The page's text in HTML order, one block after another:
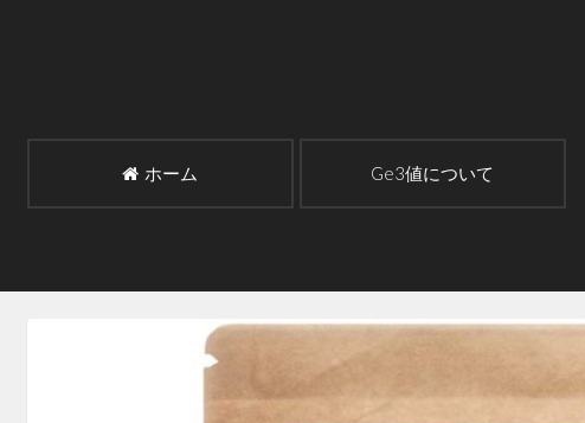
ホーム Ge3値について